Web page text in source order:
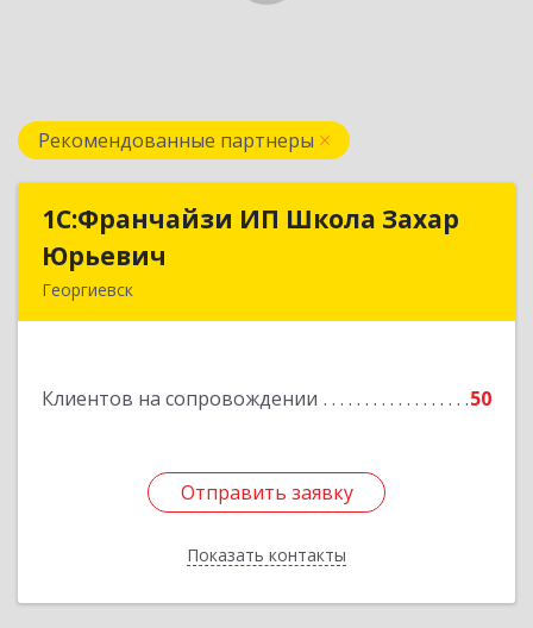
Рекомендованные партнеры
1С:Франчайзи ИП Школа Захар
Юрьевич
Георгиевск
Клиентов на сопровождении 50
Отправить заявку
Показать контакты
1С:Франчайзи ИП Школа Захар
Отправить заявку
Назад